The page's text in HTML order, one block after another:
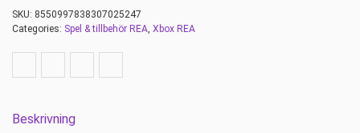
SKU: 8550997838307025247
Categories: Spel & tillbehör REA, Xbox REA
Beskrivning